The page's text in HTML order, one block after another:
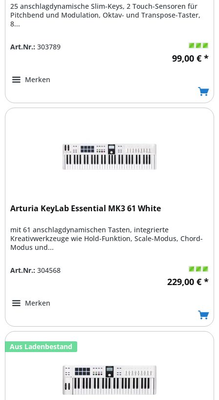
25 anschlagdynamische Slim-Keys, 2 Touch-Sensoren für
Pitchbend und Modulation, Oktav- und Transpose-Taster,
8...
Art.Nr.: 303789
99,00 € *
Merken
Arturia KeyLab Essential MK3 61 White
mit 61 anschlagdynamischen Tasten, integrierte
Kreativwerkzeuge wie Hold-Funktion, Scale-Modus, Chord-
Modus und...
Art.Nr.: 304568
229,00 € *
Merken
Aus Ladenbestand